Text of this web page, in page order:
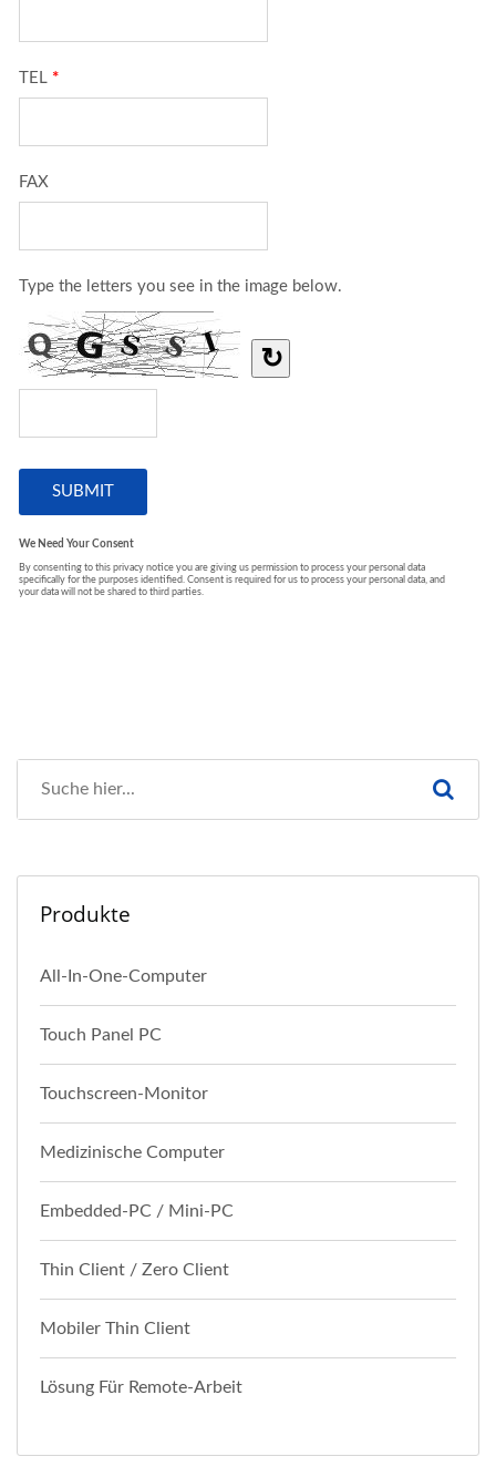
Produkte
All-In-One-Computer
Touch Panel PC
Touchscreen-Monitor
Medizinische Computer
Embedded-PC / Mini-PC
Thin Client / Zero Client
Mobiler Thin Client
Lösung Für Remote-Arbeit